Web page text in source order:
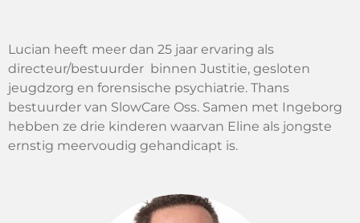
Lucian heeft meer dan 25 jaar ervaring als
directeur/bestuurder binnen Justitie, gesloten
jeugdzorg en forensische psychiatrie. Thans
bestuurder van SlowCare Oss. Samen met Ingeborg
hebben ze drie kinderen waarvan Eline als jongste
ernstig meervoudig gehandicapt is.